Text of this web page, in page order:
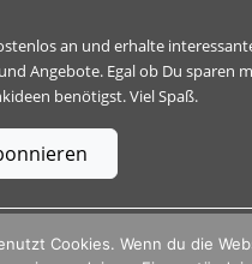
an und erhalte
Angebote. Egal ob Du sparen
benötigst. Viel Spaß.
In der Hälver 1, D – 58553 Halver
Cookies. Wenn du die